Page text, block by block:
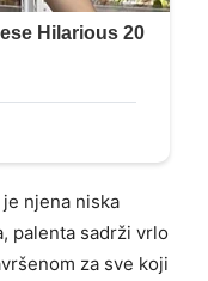
njena niska
palenta sadrži vrlo
za sve koji